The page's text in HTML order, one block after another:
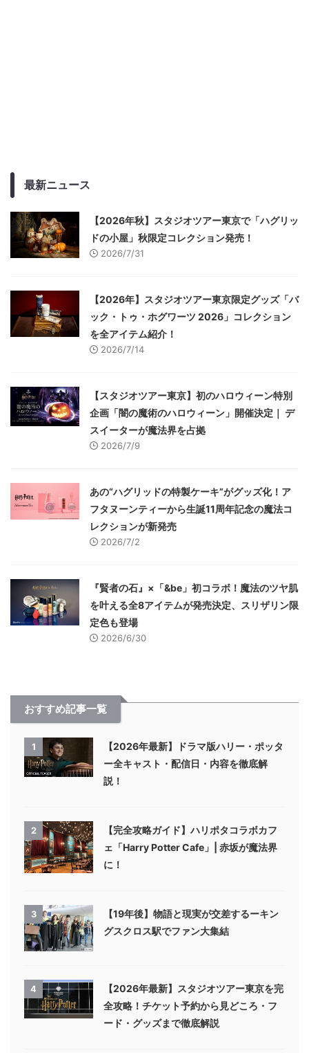
最新ニュース
【2026年秋】スタジオツアー東京で「ハグリッ
ドの小屋」秋限定コレクション発売！
2026/7/31
【2026年】スタジオツアー東京限定グッズ「バ
ック・トゥ・ホグワーツ 2026」コレクション
を全アイテム紹介！
2026/7/14
【スタジオツアー東京】初のハロウィーン特別
企画「闇の魔術のハロウィーン」開催決定｜ デ
スイーターが魔法界を占拠
2026/7/9
あの“ハグリッドの特製ケーキ”がグッズ化！ア
フタヌーンティーから生誕11周年記念の魔法コ
レクションが新発売
2026/7/2
『賢者の石』×「&be」初コラボ！魔法のツヤ肌
を叶える全8アイテムが発売決定、スリザリン限
定色も登場
2026/6/30
おすすめ記事一覧
1
【2026年最新】ドラマ版ハリー・ポッタ
ー全キャスト・配信日・内容を徹底解
説！
2
【完全攻略ガイド】ハリポタコラボカフ
ェ「Harry Potter Cafe」| 赤坂が魔法界
に！
3
【19年後】物語と現実が交差するーキン
グスクロス駅でファン大集結
4
【2026年最新】スタジオツアー東京を完
全攻略！チケット予約から見どころ・フ
ード・グッズまで徹底解説